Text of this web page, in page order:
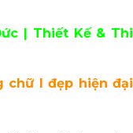
| Thiết Kế & Thi
chữ I đẹp hiện đại